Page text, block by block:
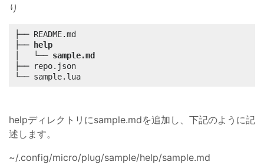
り
├── README.md
├──
help
│   └── sample.md
├── repo.json
└── sample.lua
helpディレクトリにsample.mdを追加し、下記のように記
述します。
~/.config/micro/plug/sample/help/sample.md